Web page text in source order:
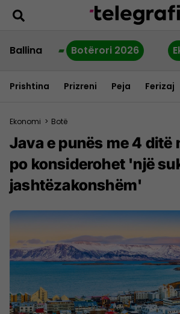
Ballina Botërori 2026
Prishtina Prizreni Peja Ferizaj
Ekonomi > Botë
Java e punës me 4 ditë
po konsiderohet 'një
jashtëzakonshëm'